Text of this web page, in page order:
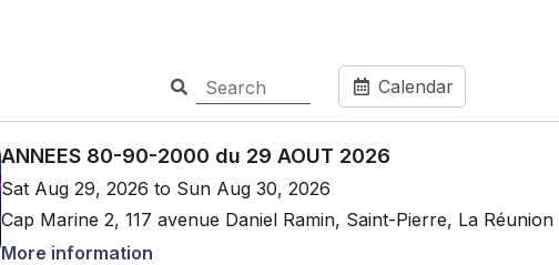
Calendar
ANNEES 80-90-2000 du 29 AOUT 2026
Sat Aug 29, 2026 to Sun Aug 30, 2026
Cap Marine 2, 117 avenue Daniel Ramin, Saint-Pierre, La Réunion
More information